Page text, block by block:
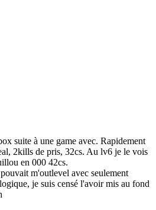
suite à une game avec. Rapidement
2kills de pris, 32cs. Au lv6 je le vois
en 000 42cs.
m'outlevel avec seulement
je suis censé l'avoir mis au fond